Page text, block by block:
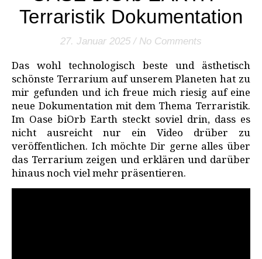
Terraristik Dokumentation
27. Januar 2025 / No Comments
Das wohl technologisch beste und ästhetisch
schönste Terrarium auf unserem Planeten hat zu
mir gefunden und ich freue mich riesig auf eine
neue Dokumentation mit dem Thema Terraristik.
Im Oase biOrb Earth steckt soviel drin, dass es
nicht ausreicht nur ein Video drüber zu
veröffentlichen. Ich möchte Dir gerne alles über
das Terrarium zeigen und erklären und darüber
hinaus noch viel mehr präsentieren.